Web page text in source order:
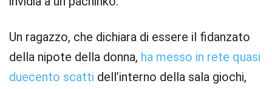
Un ragazzo, che dichiara di essere il fidanzato
della nipote della donna, ha messo in rete quasi
duecento scatti dell’interno della sala giochi,